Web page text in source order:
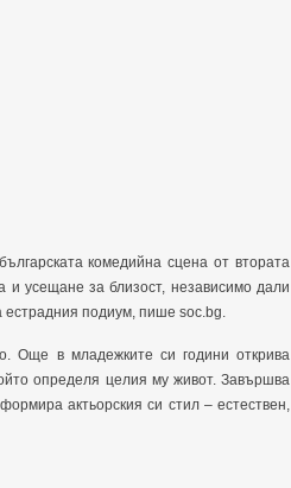
комедийна сцена от втората
и усещане за близост, независимо дали
естрадния подиум, пише soc.bg.
Още в младежките си години открива
определя целия му живот. Завършва
актьорския си стил – естествен,